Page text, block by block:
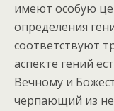
имеют особую
определения
соответствуют
аспекте гений
Вечному и
черпающий из